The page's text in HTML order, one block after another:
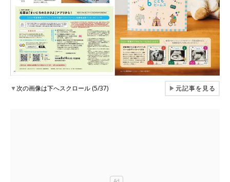
▼次の画像は下へスクロール (5/37) ▶元記事を見る